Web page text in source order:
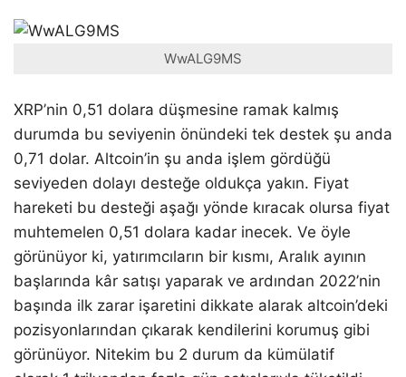
WwALG9MS
XRP’nin 0,51 dolara düşmesine ramak kalmış
durumda bu seviyenin önündeki tek destek şu anda
0,71 dolar. Altcoin’in şu anda işlem gördüğü
seviyeden dolayı desteğe oldukça yakın. Fiyat
hareketi bu desteği aşağı yönde kıracak olursa fiyat
muhtemelen 0,51 dolara kadar inecek. Ve öyle
görünüyor ki, yatırımcıların bir kısmı, Aralık ayının
başlarında kâr satışı yaparak ve ardından 2022’nin
başında ilk zarar işaretini dikkate alarak altcoin’deki
pozisyonlarından çıkarak kendilerini korumuş gibi
görünüyor. Nitekim bu 2 durum da kümülatif